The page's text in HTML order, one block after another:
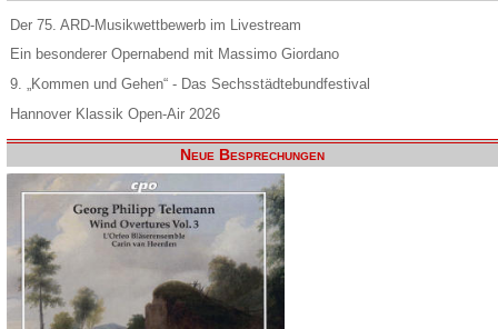
Der 75. ARD-Musikwettbewerb im Livestream
Ein besonderer Opernabend mit Massimo Giordano
9. „Kommen und Gehen“ - Das Sechsstädtebundfestival
Hannover Klassik Open-Air 2026
Neue Besprechungen